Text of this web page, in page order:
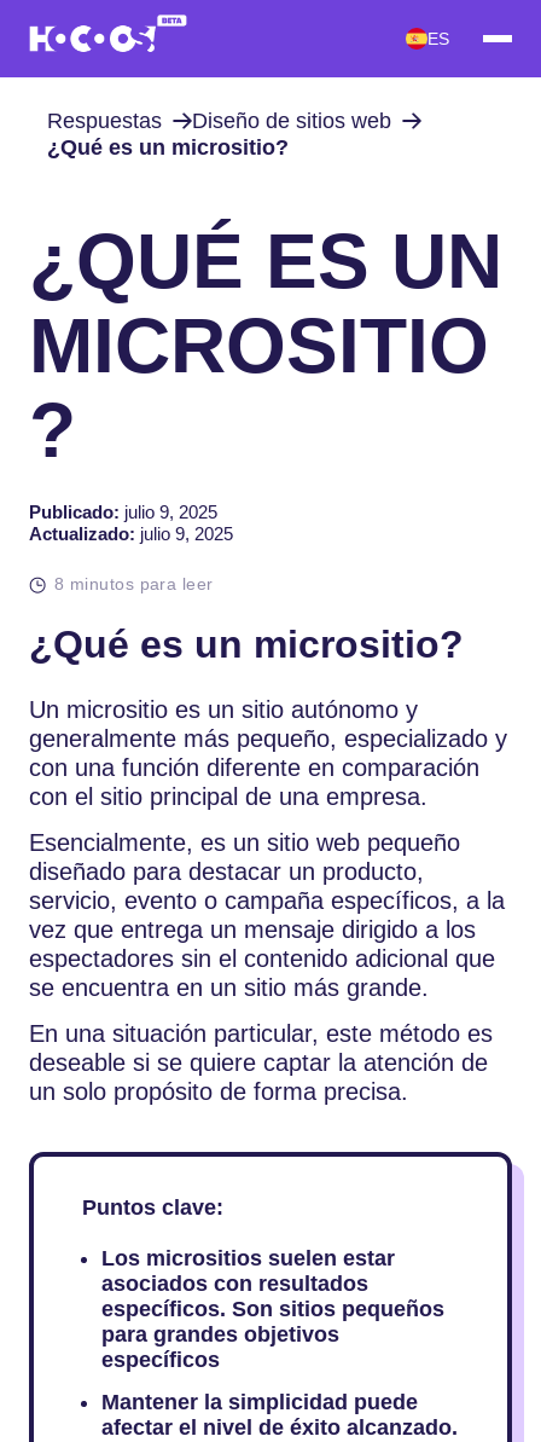
ES
Respuestas
Diseño de sitios web
¿Qué es un micrositio?
¿QUÉ ES UN
MICROSITIO
?
Publicado: julio 9, 2025
Actualizado: julio 9, 2025
8 minutos para leer
¿Qué es un micrositio?
Un micrositio es un sitio autónomo y
generalmente más pequeño, especializado y
con una función diferente en comparación
con el sitio principal de una empresa.
Esencialmente, es un sitio web pequeño
diseñado para destacar un producto,
servicio, evento o campaña específicos, a la
vez que entrega un mensaje dirigido a los
espectadores sin el contenido adicional que
se encuentra en un sitio más grande.
En una situación particular, este método es
deseable si se quiere captar la atención de
un solo propósito de forma precisa.
Puntos clave:
Los micrositios suelen estar
asociados con resultados
específicos. Son sitios pequeños
para grandes objetivos
específicos
Mantener la simplicidad puede
afectar el nivel de éxito alcanzado.